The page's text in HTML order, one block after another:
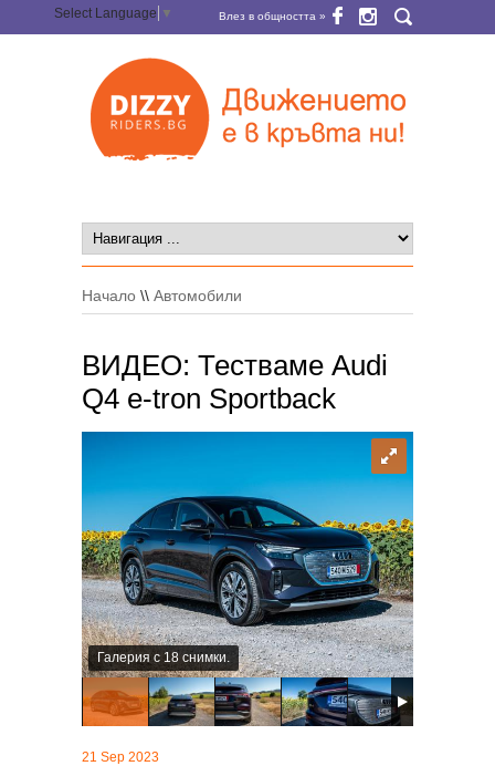
Select Language ▼ Влез в общността »
Начало \\ Автомобили
ВИДЕО: Тестваме Audi
Q4 e-tron Sportback
Галерия с 18 снимки.
21 Sep 2023